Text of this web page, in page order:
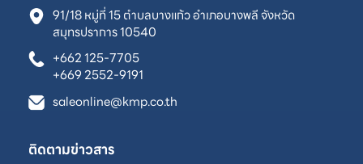
91/18 หมู่ที่ 15 ตำบลบางแก้ว อำเภอบางพลี จังหวัด
สมุทรปราการ 10540
+662 125-7705
+669 2552-9191
saleonline@kmp.co.th
ติดตามข่าวสาร